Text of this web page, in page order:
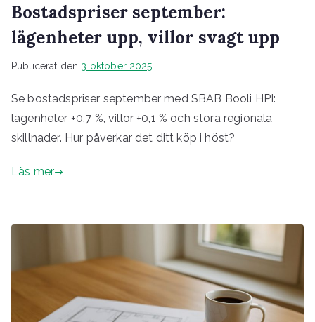
Bostadspriser september:
lägenheter upp, villor svagt upp
Publicerat den 3 oktober 2025
Se bostadspriser september med SBAB Booli HPI:
lägenheter +0,7 %, villor +0,1 % och stora regionala
skillnader. Hur påverkar det ditt köp i höst?
Läs mer